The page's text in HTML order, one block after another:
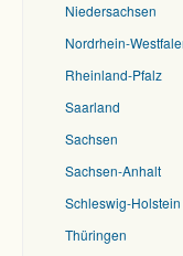
Niedersachsen
Nordrhein-
Rheinland-Pfalz
Saarland
Sachsen
Sachsen-Anhalt
Schleswig-Holstein
Thüringen